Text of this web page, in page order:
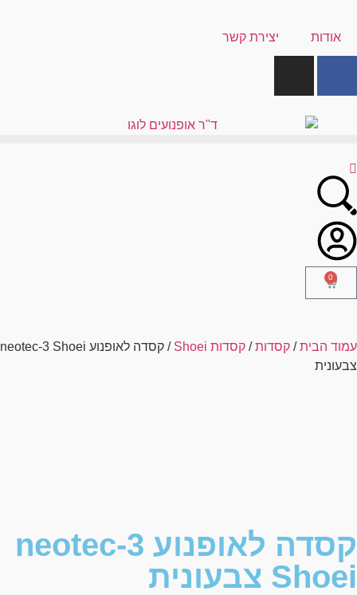
אודות יצירת קשר
0
עמוד הבית/ קסדות/ קסדות Shoei
/ קסדה לאופנוע neotec-3 Shoei
צבעונית
קסדה לאופנוע neotec-3
Shoei צבעונית